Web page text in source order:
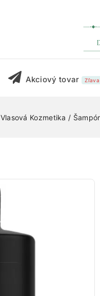
Akciový tovar Zľava
Vlasová Kozmetika /